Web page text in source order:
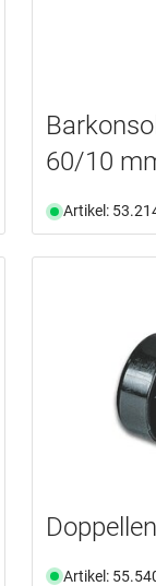
60/10
Artikel:
Artikel: